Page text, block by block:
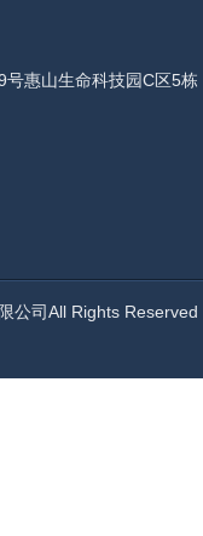
惠山生命科技园C区5栋
限公司All Rights